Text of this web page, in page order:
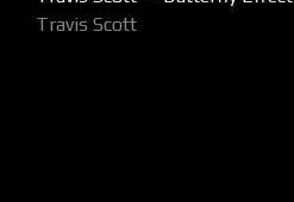
Travis Scott